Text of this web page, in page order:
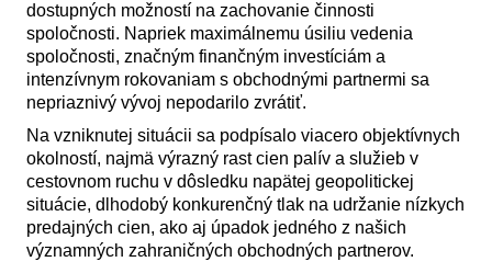
dostupných možností na zachovanie činnosti
spoločnosti. Napriek maximálnemu úsiliu vedenia
spoločnosti, značným finančným investíciám a
intenzívnym rokovaniam s obchodnými partnermi sa
nepriaznivý vývoj nepodarilo zvrátiť.
Na vzniknutej situácii sa podpísalo viacero objektívnych
okolností, najmä výrazný rast cien palív a služieb v
cestovnom ruchu v dôsledku napätej geopolitickej
situácie, dlhodobý konkurenčný tlak na udržanie nízkych
predajných cien, ako aj úpadok jedného z našich
významných zahraničných obchodných partnerov.